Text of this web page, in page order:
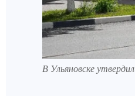
В Ульяновске